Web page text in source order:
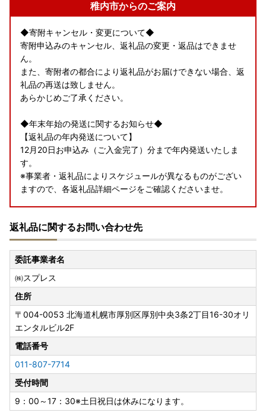
稚内市からのご案内
◆寄附キャンセル・変更について◆
寄附申込みのキャンセル、返礼品の変更・返品はできませ
ん。
また、寄附者の都合により返礼品がお届けできない場合、返
礼品の再送は致しません。
あらかじめご了承ください。
◆年末年始の発送に関するお知らせ◆
【返礼品の年内発送について】
12月20日お申込み（ご入金完了）分まで年内発送いたしま
す。
※事業者・返礼品によりスケジュールが異なるものがござい
ますので、各返礼品詳細ページをご確認くださいませ。
返礼品に関するお問い合わせ先
委託事業者名
㈱スプレス
住所
〒004-0053 北海道札幌市厚別区厚別中央3条2丁目16-30オリ
エンタルビル2F
電話番号
011-807-7714
受付時間
9：00～17：30※土日祝日は休みになります。